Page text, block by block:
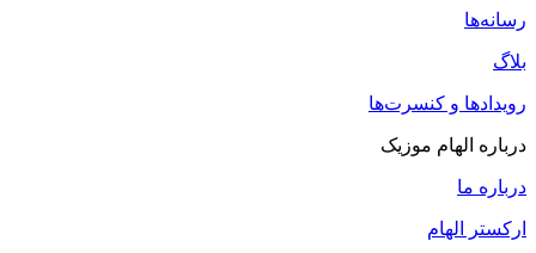
رسانه‌ها
بلاگ
رویدادها و کنسرت‌ها
درباره الهام موزیک
درباره ما
ارکستر الهام